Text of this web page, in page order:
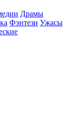
Драмы
Фэнтези Ужасы